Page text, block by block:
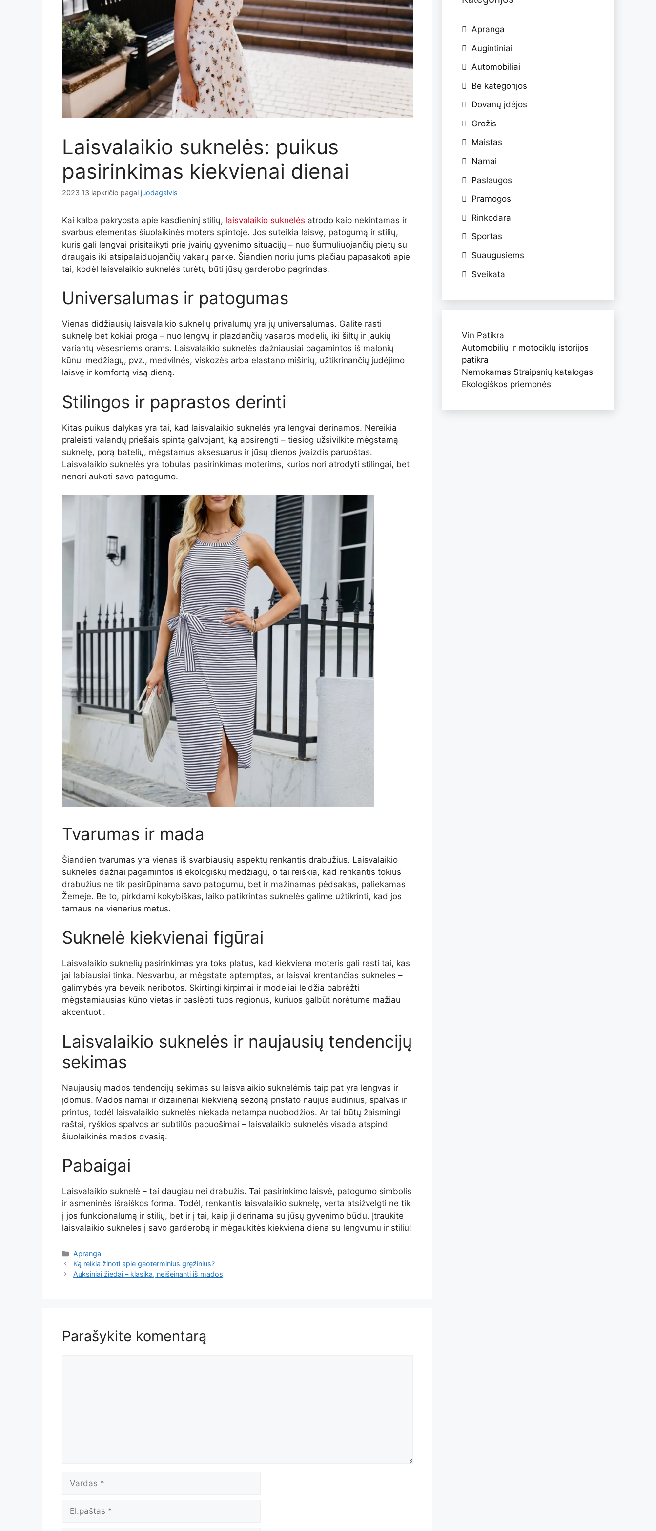
Laisvalaikio suknelės: puikus
pasirinkimas kiekvienai dienai
2023 13 lapkričio pagal juodagalvis
Kai kalba pakrypsta apie kasdieninį stilių, laisvalaikio suknelės atrodo kaip nekintamas ir
svarbus elementas šiuolaikinės moters spintoje. Jos suteikia laisvę, patogumą ir stilių,
kuris gali lengvai prisitaikyti prie įvairių gyvenimo situacijų – nuo šurmuliuojančių pietų su
draugais iki atsipalaiduojančių vakarų parke. Šiandien noriu jums plačiau papasakoti apie
tai, kodėl laisvalaikio suknelės turėtų būti jūsų garderobo pagrindas.
Universalumas ir patogumas
Vienas didžiausių laisvalaikio suknelių privalumų yra jų universalumas. Galite rasti
suknelę bet kokiai proga – nuo lengvų ir plazdančių vasaros modelių iki šiltų ir jaukių
variantų vėsesniems orams. Laisvalaikio suknelės dažniausiai pagamintos iš malonių
kūnui medžiagų, pvz., medvilnės, viskozės arba elastano mišinių, užtikrinančių judėjimo
laisvę ir komfortą visą dieną.
Stilingos ir paprastos derinti
Kitas puikus dalykas yra tai, kad laisvalaikio suknelės yra lengvai derinamos. Nereikia
praleisti valandų priešais spintą galvojant, ką apsirengti – tiesiog užsivilkite mėgstamą
suknelę, porą batelių, mėgstamus aksesuarus ir jūsų dienos įvaizdis paruoštas.
Laisvalaikio suknelės yra tobulas pasirinkimas moterims, kurios nori atrodyti stilingai, bet
nenori aukoti savo patogumo.
Tvarumas ir mada
Šiandien tvarumas yra vienas iš svarbiausių aspektų renkantis drabužius. Laisvalaikio
suknelės dažnai pagamintos iš ekologiškų medžiagų, o tai reiškia, kad renkantis tokius
drabužius ne tik pasirūpinama savo patogumu, bet ir mažinamas pėdsakas, paliekamas
Žemėje. Be to, pirkdami kokybiškas, laiko patikrintas suknelės galime užtikrinti, kad jos
tarnaus ne vienerius metus.
Suknelė kiekvienai figūrai
Laisvalaikio suknelių pasirinkimas yra toks platus, kad kiekviena moteris gali rasti tai, kas
jai labiausiai tinka. Nesvarbu, ar mėgstate aptemptas, ar laisvai krentančias sukneles –
galimybės yra beveik neribotos. Skirtingi kirpimai ir modeliai leidžia pabrėžti
mėgstamiausias kūno vietas ir paslėpti tuos regionus, kuriuos galbūt norėtume mažiau
akcentuoti.
Laisvalaikio suknelės ir naujausių tendencijų
sekimas
Naujausių mados tendencijų sekimas su laisvalaikio suknelėmis taip pat yra lengvas ir
įdomus. Mados namai ir dizaineriai kiekvieną sezoną pristato naujus audinius, spalvas ir
printus, todėl laisvalaikio suknelės niekada netampa nuobodžios. Ar tai būtų žaismingi
raštai, ryškios spalvos ar subtilūs papuošimai – laisvalaikio suknelės visada atspindi
šiuolaikinės mados dvasią.
Pabaigai
Laisvalaikio suknelė – tai daugiau nei drabužis. Tai pasirinkimo laisvė, patogumo simbolis
ir asmeninės išraiškos forma. Todėl, renkantis laisvalaikio suknelę, verta atsižvelgti ne tik
į jos funkcionalumą ir stilių, bet ir į tai, kaip ji derinama su jūsų gyvenimo būdu. Įtraukite
laisvalaikio sukneles į savo garderobą ir mėgaukitės kiekviena diena su lengvumu ir stiliu!
Apranga
Ką reikia žinoti apie geoterminius gręžinius?
Auksiniai žiedai – klasika, neišeinanti iš mados
Parašykite komentarą
Apranga
Augintiniai
Automobiliai
Be kategorijos
Dovanų įdėjos
Grožis
Maistas
Namai
Paslaugos
Pramogos
Rinkodara
Sportas
Suaugusiems
Sveikata
Vin Patikra
Automobilių ir motociklų istorijos
patikra
Nemokamas Straipsnių katalogas
Ekologiškos priemonės